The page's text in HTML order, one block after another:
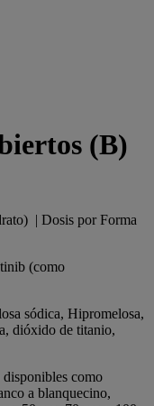
(B)
| Dosis por Forma
(como
sódica, Hipromelosa,
dióxido de titanio,
como
a blanquecino,